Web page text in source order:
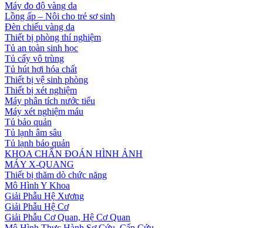
Máy đo độ vàng da
Lồng ấp – Nôi cho trẻ sơ sinh
Đèn chiếu vàng da
Thiết bị phòng thí nghiệm
Tủ an toàn sinh học
Tủ cấy vô trùng
Tủ hút hơi hóa chất
Thiết bị vệ sinh phòng
Thiết bị xét nghiệm
Máy phân tích nước tiểu
Máy xét nghiệm máu
Tủ bảo quản
Tủ lạnh âm sâu
Tủ lạnh bảo quản
KHOA CHẨN ĐOÁN HÌNH ẢNH
MÁY X-QUANG
Thiết bị thăm dò chức năng
Mô Hình Y Khoa
Giải Phẫu Hệ Xương
Giải Phẫu Hệ Cơ
Giải Phẫu Cơ Quan, Hệ Cơ Quan